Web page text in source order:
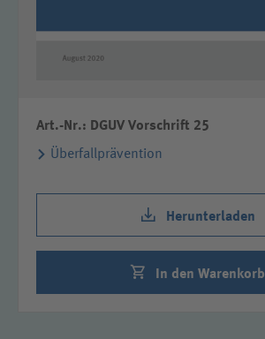
Art.-Nr.: DGUV Vorschrift 25
Überfallprävention
Herunterladen
In den Warenkorb